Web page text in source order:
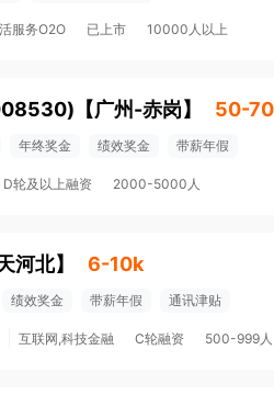
服务O2O 已上市 10000人以上
【广州-赤岗】 50-
年终奖金 绩效奖金 带薪年假
D轮及以上融资 2000-5000人
河北】 6-10k
绩效奖金 带薪年假 通讯津贴
互联网,科技金融 C轮融资 500-999人